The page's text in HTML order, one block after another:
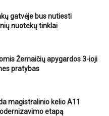
gatvėje bus nutiesti
nuotekų tinklai
Žemaičių apygardos 3-ioji
pratybas
magistralinio kelio A11
etapą